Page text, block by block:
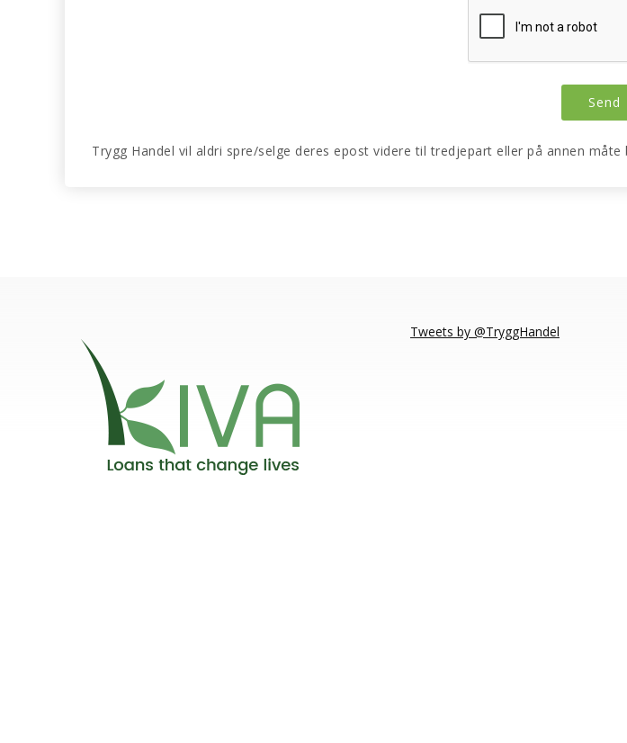
Trygg Handel vil aldri spre/selge deres epost videre til tredjepart eller på annen
Tweets by @TryggHandel